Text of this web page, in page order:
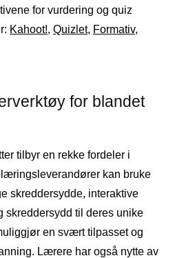
for vurdering og quiz
Kahoot!, Quizlet, Formativ,
for blandet
tilbyr en rekke fordeler i
kan bruke
skreddersydde, interaktive
skreddersydd til deres unike
en svært tilpasset og
Lærere har også nytte av